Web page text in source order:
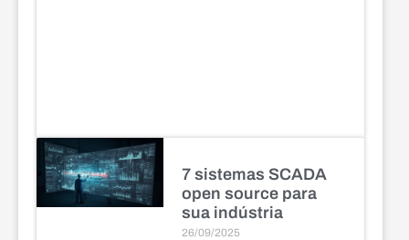
7 sistemas SCADA
open source para
sua indústria
26/09/2025